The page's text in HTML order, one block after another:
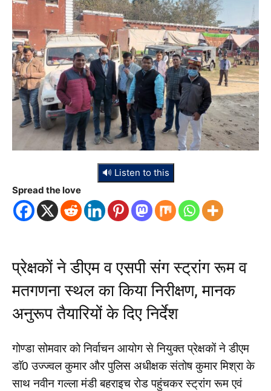
🔊 Listen to this
Spread the love
प्रेक्षकों ने डीएम व एसपी संग स्ट्रांग रूम व
मतगणना स्थल का किया निरीक्षण, मानक
अनुरूप तैयारियों के दिए निर्देश
गोण्डा सोमवार को निर्वाचन आयोग से नियुक्त प्रेक्षकों ने डीएम
डाॅ0 उज्ज्वल कुमार और पुलिस अधीक्षक संतोष कुमार मिश्रा के
साथ नवीन गल्ला मंडी बहराइच रोड पहुंचकर स्ट्रांग रूम एवं